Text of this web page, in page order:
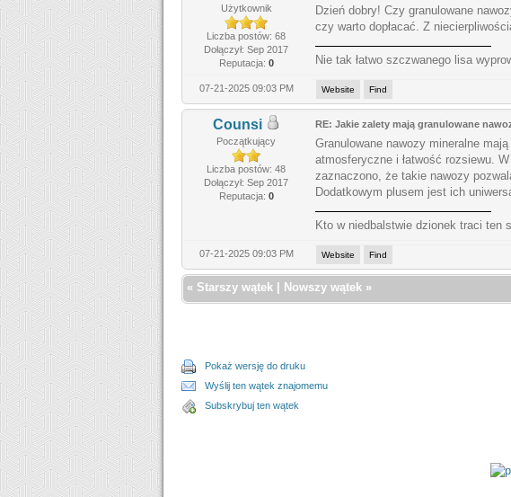
Użytkownik
Liczba postów: 68
Dołączył: Sep 2017
Reputacja: 0
Dzień dobry! Czy granulowane
czy warto dopłacać. Z
Nie tak łatwo szczwanego lisa
07-21-2025 09:03 PM Website Find
Counsi
Początkujący
Liczba postów: 48
Dołączył: Sep 2017
Reputacja: 0
RE: Jakie zalety mają granulowane
Granulowane nawozy mineralne
atmosferyczne i łatwość rozsiewu.
zaznaczono, że takie nawozy
Dodatkowym plusem jest ich
Kto w niedbalstwie dzionek traci ten
07-21-2025 09:03 PM Website Find
« Starszy wątek Nowszy wątek »
Pokaż wersję do druku
Wyślij ten wątek znajomemu
Subskrybuj ten wątek